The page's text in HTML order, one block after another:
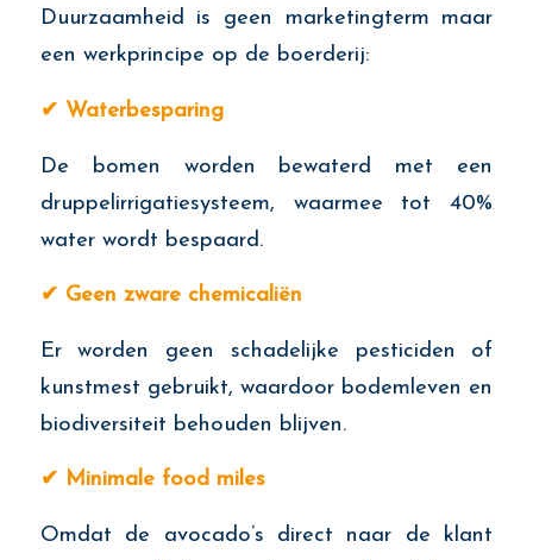
Duurzaamheid is geen marketingterm maar
een werkprincipe op de boerderij:
✔ Waterbesparing
De bomen worden bewaterd met een
druppelirrigatiesysteem, waarmee tot 40%
water wordt bespaard.
✔ Geen zware chemicaliën
Er worden geen schadelijke pesticiden of
kunstmest gebruikt, waardoor bodemleven en
biodiversiteit behouden blijven.
✔ Minimale food miles
Omdat de avocado’s direct naar de klant